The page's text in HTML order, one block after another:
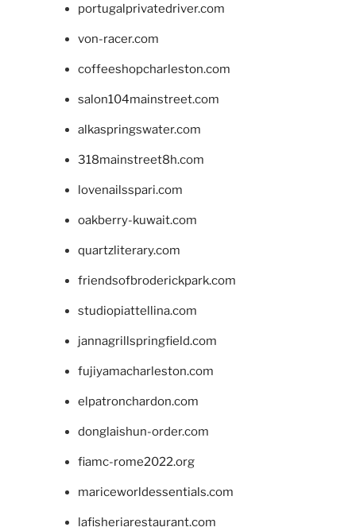
portugalprivatedriver.com
von-racer.com
coffeeshopcharleston.com
salon104mainstreet.com
alkaspringswater.com
318mainstreet8h.com
lovenailsspari.com
oakberry-kuwait.com
quartzliterary.com
friendsofbroderickpark.com
studiopiattellina.com
jannagrillspringfield.com
fujiyamacharleston.com
elpatronchardon.com
donglaishun-order.com
fiamc-rome2022.org
mariceworldessentials.com
lafisheriarestaurant.com